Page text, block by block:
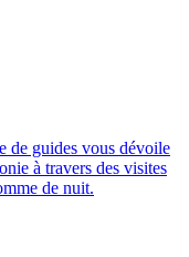
de guides vous dévoile
à travers des visites
de nuit.